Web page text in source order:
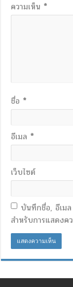
ความเห็น *
ชื่อ *
อีเมล *
เว็บไซต์
บันทึกชื่อ, อีเมล
สำหรับการแสดงค